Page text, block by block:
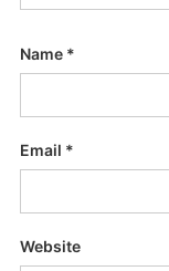
Name *
Email *
Website